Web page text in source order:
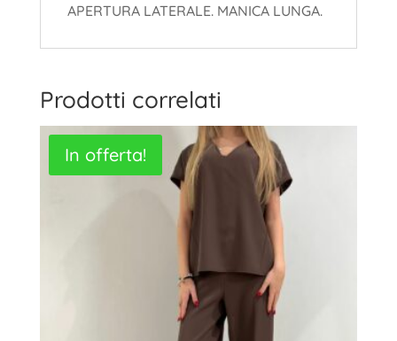
APERTURA LATERALE. MANICA LUNGA.
Prodotti correlati
In offerta!